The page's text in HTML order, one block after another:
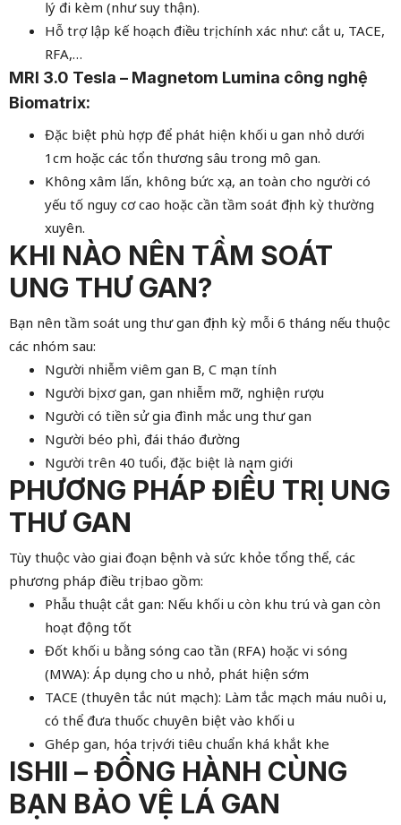
lý đi kèm (như suy thận).
Hỗ trợ lập kế hoạch điều trị chính xác như: cắt u, TACE,
RFA,…
MRI 3.0 Tesla – Magnetom Lumina công nghệ
Biomatrix:
Đặc biệt phù hợp để phát hiện khối u gan nhỏ dưới
1cm hoặc các tổn thương sâu trong mô gan.
Không xâm lấn, không bức xạ, an toàn cho người có
yếu tố nguy cơ cao hoặc cần tầm soát định kỳ thường
xuyên.
KHI NÀO NÊN TẦM SOÁT
UNG THƯ GAN?
Bạn nên tầm soát ung thư gan định kỳ mỗi 6 tháng nếu thuộc
các nhóm sau:
Người nhiễm viêm gan B, C mạn tính
Người bị xơ gan, gan nhiễm mỡ, nghiện rượu
Người có tiền sử gia đình mắc ung thư gan
Người béo phì, đái tháo đường
Người trên 40 tuổi, đặc biệt là nam giới
PHƯƠNG PHÁP ĐIỀU TRỊ UNG
THƯ GAN
Tùy thuộc vào giai đoạn bệnh và sức khỏe tổng thể, các
phương pháp điều trị bao gồm:
Phẫu thuật cắt gan: Nếu khối u còn khu trú và gan còn
hoạt động tốt
Đốt khối u bằng sóng cao tần (RFA) hoặc vi sóng
(MWA): Áp dụng cho u nhỏ, phát hiện sớm
TACE (thuyên tắc nút mạch): Làm tắc mạch máu nuôi u,
có thể đưa thuốc chuyên biệt vào khối u
Ghép gan, hóa trị với tiêu chuẩn khá khắt khe
ISHII – ĐỒNG HÀNH CÙNG
BẠN BẢO VỆ LÁ GAN